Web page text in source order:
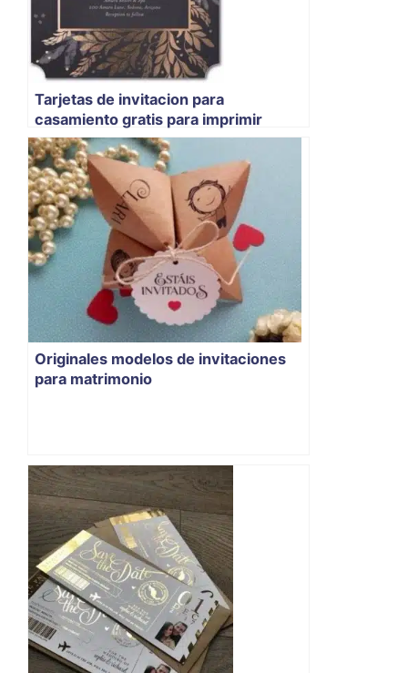
Tarjetas de invitacion para
casamiento gratis para imprimir
Originales modelos de invitaciones
para matrimonio